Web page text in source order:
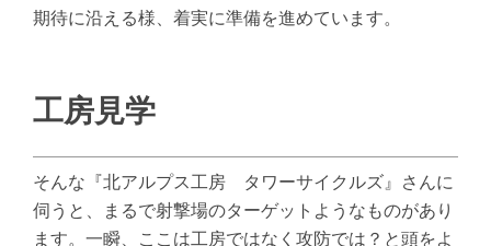
期待に沿える様、着実に準備を進めています。
工房見学
そんな『北アルプス工房 タワーサイクルズ』さんに
伺うと、まるで射撃場のターゲットようなものがあり
ます。一瞬、ここは工房ではなく攻防では？と頭をよ